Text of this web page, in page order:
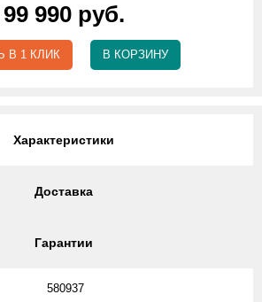
99 990 руб.
В 1 КЛИК В КОРЗИНУ
Характеристики
Доставка
Гарантии
580937